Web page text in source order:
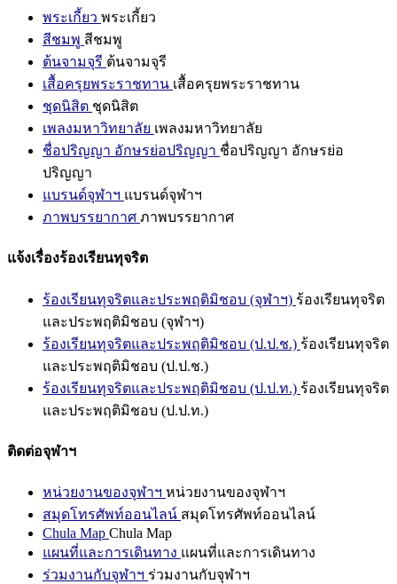
พระเกี้ยว พระเกี้ยว
สีชมพู สีชมพู
ต้นจามจุรี ต้นจามจุรี
เสื้อครุยพระราชทาน เสื้อครุยพระราชทาน
ชุดนิสิต ชุดนิสิต
เพลงมหาวิทยาลัย เพลงมหาวิทยาลัย
ชื่อปริญญา อักษรย่อปริญญา ชื่อปริญญา อักษรย่อ
ปริญญา
แบรนด์จุฬาฯ แบรนด์จุฬาฯ
ภาพบรรยากาศ ภาพบรรยากาศ
แจ้งเรื่องร้องเรียนทุจริต
ร้องเรียนทุจริตและประพฤติมิชอบ (จุฬาฯ) ร้องเรียนทุจริต
และประพฤติมิชอบ (จุฬาฯ)
ร้องเรียนทุจริตและประพฤติมิชอบ (ป.ป.ช.) ร้องเรียนทุจริต
และประพฤติมิชอบ (ป.ป.ช.)
ร้องเรียนทุจริตและประพฤติมิชอบ (ป.ป.ท.) ร้องเรียนทุจริต
และประพฤติมิชอบ (ป.ป.ท.)
ติดต่อจุฬาฯ
หน่วยงานของจุฬาฯ หน่วยงานของจุฬาฯ
สมุดโทรศัพท์ออนไลน์ สมุดโทรศัพท์ออนไลน์
Chula Map Chula Map
แผนที่และการเดินทาง แผนที่และการเดินทาง
ร่วมงานกับจุฬาฯ ร่วมงานกับจุฬาฯ